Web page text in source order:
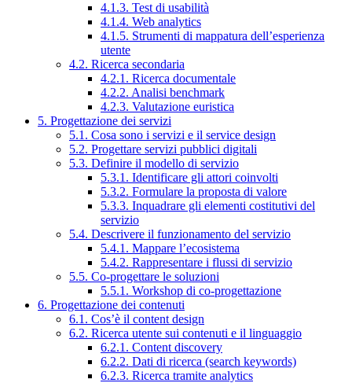
4.1.3. Test di usabilità
4.1.4. Web analytics
4.1.5. Strumenti di mappatura dell’esperienza
utente
4.2. Ricerca secondaria
4.2.1. Ricerca documentale
4.2.2. Analisi benchmark
4.2.3. Valutazione euristica
5. Progettazione dei servizi
5.1. Cosa sono i servizi e il service design
5.2. Progettare servizi pubblici digitali
5.3. Definire il modello di servizio
5.3.1. Identificare gli attori coinvolti
5.3.2. Formulare la proposta di valore
5.3.3. Inquadrare gli elementi costitutivi del
servizio
5.4. Descrivere il funzionamento del servizio
5.4.1. Mappare l’ecosistema
5.4.2. Rappresentare i flussi di servizio
5.5. Co-progettare le soluzioni
5.5.1. Workshop di co-progettazione
6. Progettazione dei contenuti
6.1. Cos’è il content design
6.2. Ricerca utente sui contenuti e il linguaggio
6.2.1. Content discovery
6.2.2. Dati di ricerca (search keywords)
6.2.3. Ricerca tramite analytics